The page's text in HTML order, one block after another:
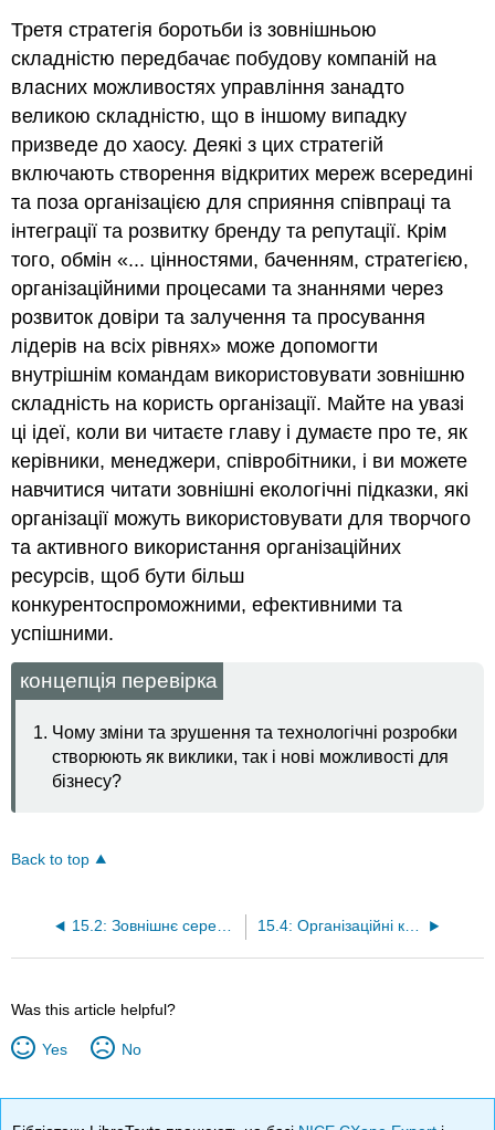
Третя стратегія боротьби із зовнішньою
складністю передбачає побудову компаній на
власних можливостях управління занадто
великою складністю, що в іншому випадку
призведе до хаосу. Деякі з цих стратегій
включають створення відкритих мереж всередині
та поза організацією для сприяння співпраці та
інтеграції та розвитку бренду та репутації. Крім
того, обмін «... цінностями, баченням, стратегією,
організаційними процесами та знаннями через
розвиток довіри та залучення та просування
лідерів на всіх рівнях» може допомогти
внутрішнім командам використовувати зовнішню
складність на користь організації. Майте на увазі
ці ідеї, коли ви читаєте главу і думаєте про те, як
керівники, менеджери, співробітники, і ви можете
навчитися читати зовнішні екологічні підказки, які
організації можуть використовувати для творчого
та активного використання організаційних
ресурсів, щоб бути більш
конкурентоспроможними, ефективними та
успішними.
концепція перевірка
Чому зміни та зрушення та технологічні розробки
створюють як виклики, так і нові можливості для
бізнесу?
Back to top
15.2: Зовнішнє середовище Організації 15.4: Організаційні конструкції та структури
Was this article helpful?
Yes No